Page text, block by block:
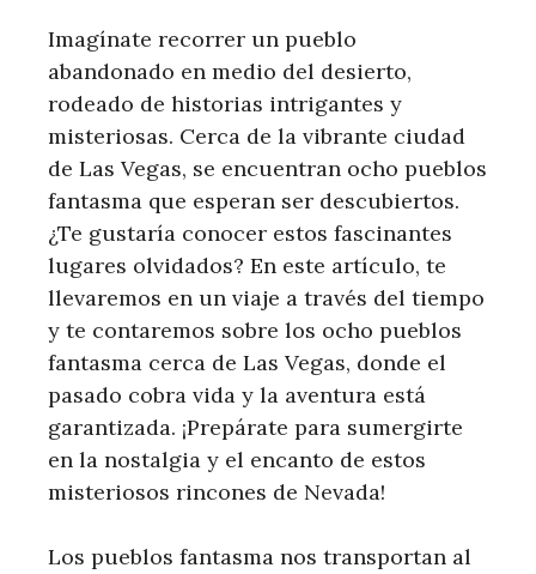
Imagínate recorrer un pueblo
abandonado en medio del desierto,
rodeado de historias intrigantes y
misteriosas. Cerca de la vibrante ciudad
de Las Vegas, se encuentran ocho pueblos
fantasma que esperan ser descubiertos.
¿Te gustaría conocer estos fascinantes
lugares olvidados? En este artículo, te
llevaremos en un viaje a través del tiempo
y te contaremos sobre los ocho pueblos
fantasma cerca de Las Vegas, donde el
pasado cobra vida y la aventura está
garantizada. ¡Prepárate para sumergirte
en la nostalgia y el encanto de estos
misteriosos rincones de Nevada!
Los pueblos fantasma nos transportan al